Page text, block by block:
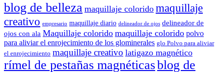
blog de belleza maquillaje colorido maquillaje
creativo empresario maquillaje diario delineador de ojos delineador de
ojos con ala Maquillaje colorido maquillaje colorido polvo
para aliviar el enrojecimiento de los glominerales glo Polvo para aliviar
el enrojecimiento maquillaje creativo latigazo magnético
rímel de pestañas magnéticasblog de